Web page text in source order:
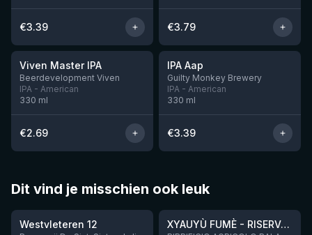
€3.39 €3.79
★3.6
Viven Master IPA
Beerdevelopment Viven
IPA - American
330 ml
€2.69
★3.41
IPA Aap
Guilty Monkey Brewery
IPA - American
330 ml
€3.39
Dit vind je misschien ook leuk
★4.46
Westvleteren 12
★4.48
XYAUYÙ FUMÈ - RISERVA 2019